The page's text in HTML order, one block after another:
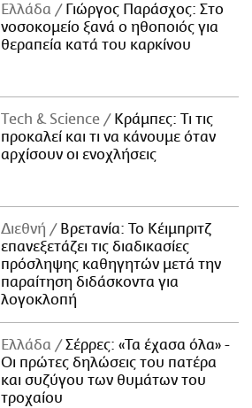
Ελλάδα
Γιώργος Παράσχος: Στο
νοσοκομείο ξανά ο ηθοποιός για
θεραπεία κατά του καρκίνου
Τech & Science
Κράμπες: Τι τις
προκαλεί και τι να κάνουμε όταν
αρχίσουν οι ενοχλήσεις
Διεθνή
Βρετανία: Το Κέιμπριτζ
επανεξετάζει τις διαδικασίες
πρόσληψης καθηγητών μετά την
παραίτηση διδάσκοντα για
λογοκλοπή
Ελλάδα
Σέρρες: «Τα έχασα όλα» -
Οι πρώτες δηλώσεις του πατέρα
και συζύγου των θυμάτων του
τροχαίου